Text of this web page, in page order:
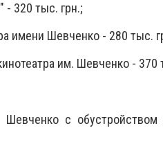
320 тыс. грн.;
имени Шевченко - 280 тыс.
им. Шевченко - 370
с